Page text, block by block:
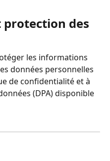
des
les informations
données personnelles
de confidentialité et à
(DPA) disponible